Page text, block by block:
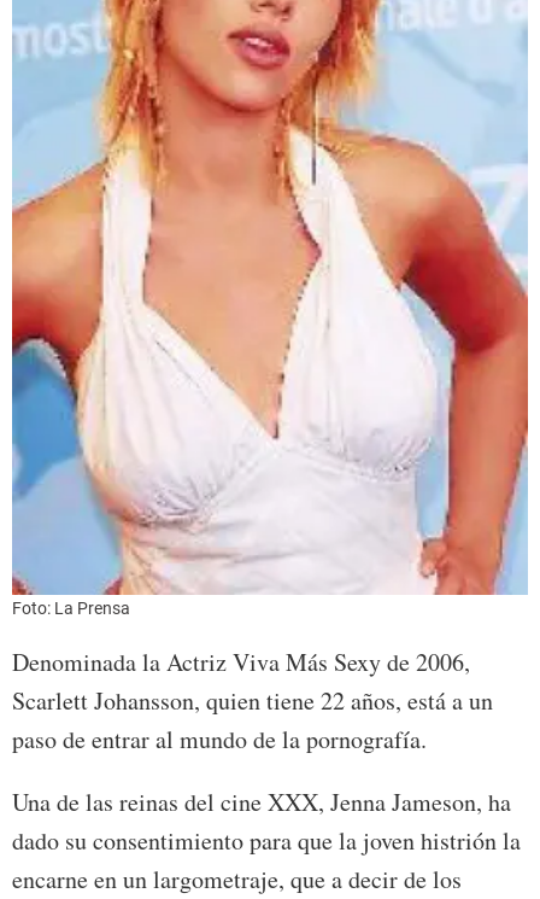
Foto: La Prensa
Denominada la Actriz Viva Más Sexy de 2006,
Scarlett Johansson, quien tiene 22 años, está a un
paso de entrar al mundo de la pornografía.
Una de las reinas del cine XXX, Jenna Jameson, ha
dado su consentimiento para que la joven histrión la
encarne en un largometraje, que a decir de los